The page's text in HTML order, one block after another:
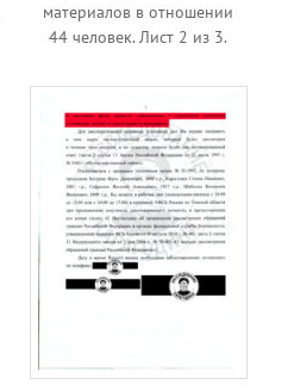
материалов в отношении
44 человек. Лист 2 из 3.